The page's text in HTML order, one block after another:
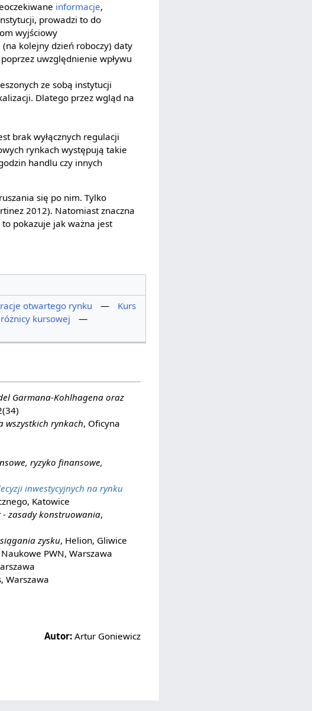
informacje,
prowadzi to do
wyjściowy
kolejny dzień roboczy) daty
uwzględnienie wpływu
ze sobą instytucji
Dlatego przez wgląd na
brak wyłącznych regulacji
rynkach występują takie
handlu czy innych
się po nim. Tylko
2012). Natomiast znaczna
pokazuje jak ważna jest
otwartego rynku —
Kurs
kursowej
—
Garmana-Kohlhagena oraz
wszystkich rynkach, Oficyna
ryzyko finansowe,
inwestycyjnych na rynku
Katowice
zasady konstruowania,
zysku, Helion, Gliwice
PWN, Warszawa
Warszawa
Autor: Artur Goniewicz